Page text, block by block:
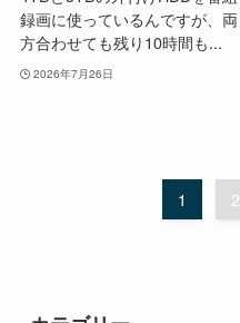
録画に使っているんですが、両
方合わせても残り10時間も...
2026年7月26日
1 2